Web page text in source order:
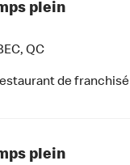
plein
QC
de franchisé
plein